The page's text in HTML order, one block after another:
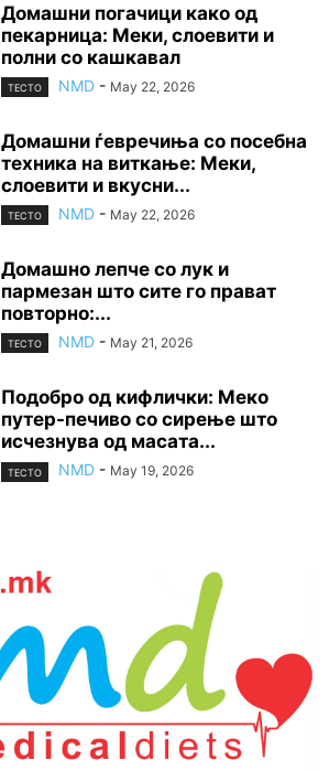
Домашни погачици како од
пекарница: Меки, слоевити и
полни со кашкавал
ТЕСТО NMD - May 22, 2026
Домашни ѓевречиња со посебна
техника на виткање: Меки,
слоевити и вкусни...
ТЕСТО NMD - May 22, 2026
Домашно лепче со лук и
пармезан што сите го прават
повторно:...
ТЕСТО NMD - May 21, 2026
Подобро од кифлички: Меко
путер-печиво со сирење што
исчезнува од масата...
ТЕСТО NMD - May 19, 2026